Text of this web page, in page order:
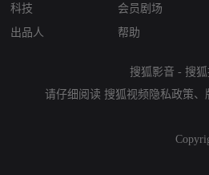
科技
出品人
会员剧场
帮助
搜狐影音 - 搜
请仔细阅读 搜狐视频隐私政策、